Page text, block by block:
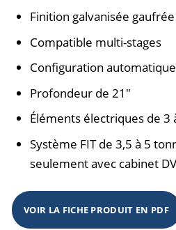
Finition galvanisée gaufrée
Compatible multi-stages
Configuration
Profondeur de 21″
Éléments électriques de 3
Système FIT de 3,5 à 5
seulement avec cabinet
VOIR LA FICHE PRODUIT EN PDF